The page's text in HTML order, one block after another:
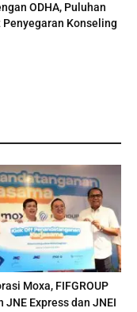
ODHA, Puluhan
Konseling
Moxa, FIFGROUP
JNE Express dan JNEI